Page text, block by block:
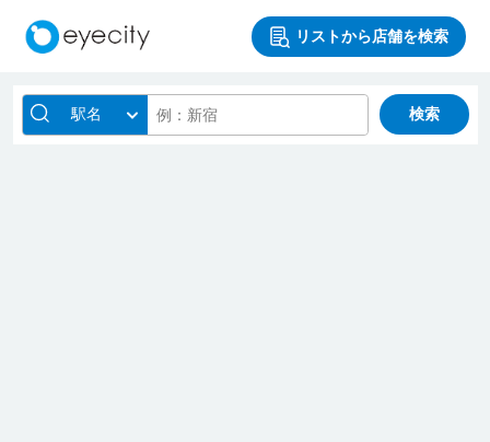
リストから店舗を検索
駅名 検索